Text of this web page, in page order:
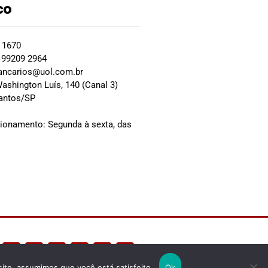
2964
Luís, 140 (Canal 3)
SP
Segunda à sexta, das